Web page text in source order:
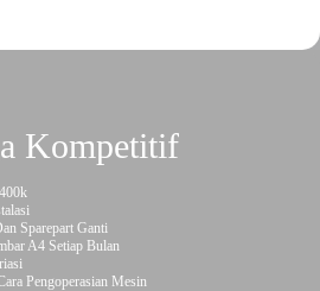
Kompetitif
Sparepart Ganti
A4 Setiap Bulan
Pengoperasian Mesin